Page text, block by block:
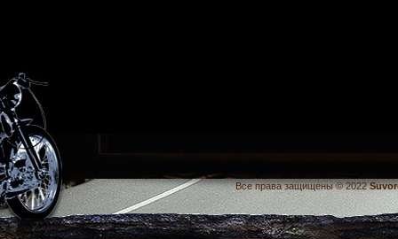
Все права защищены © 2022